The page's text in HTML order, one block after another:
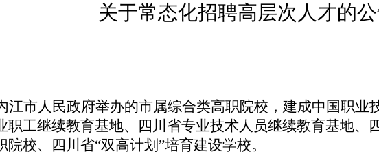
关于常态化招聘高层次 人才的
江市人民政府举办的市属综合类高职院校 ，建成中国职业
职工继续教育基地、四川省专业技术人员继续教育基地、
院校、四川省“双高计划”培育建设学校。